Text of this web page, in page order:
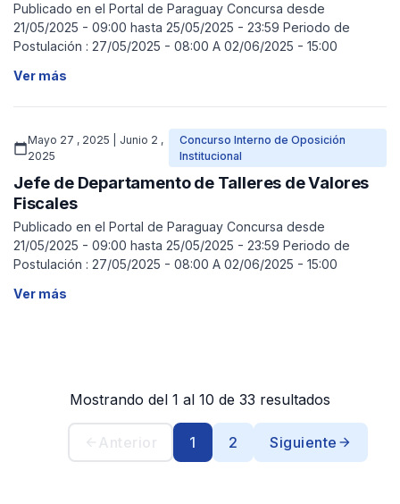
Publicado en el Portal de Paraguay Concursa desde
21/05/2025 - 09:00 hasta 25/05/2025 - 23:59 Periodo de
Postulación : 27/05/2025 - 08:00 A 02/06/2025 - 15:00
Ver más
calendar_today
Mayo 27 , 2025 | Junio 2 ,
2025
Concurso Interno de Oposición
Institucional
Jefe de Departamento de Talleres de Valores
Fiscales
Publicado en el Portal de Paraguay Concursa desde
21/05/2025 - 09:00 hasta 25/05/2025 - 23:59 Periodo de
Postulación : 27/05/2025 - 08:00 A 02/06/2025 - 15:00
Ver más
Mostrando del 1 al 10 de 33 resultados
Anterior 1 2 Siguiente